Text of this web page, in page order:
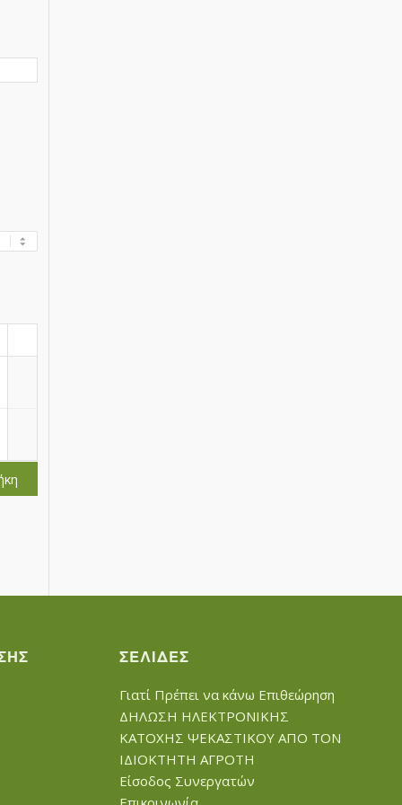
ΣΕΛΊΔΕΣ
Γιατί Πρέπει να κάνω Επιθεώρηση
ΔΗΛΩΣΗ ΗΛΕΚΤΡΟΝΙΚΗΣ
ΚΑΤΟΧΗΣ ΨΕΚΑΣΤΙΚΟΥ ΑΠΟ ΤΟΝ
ΙΔΙΟΚΤΗΤΗ ΑΓΡΟΤΗ
Είσοδος Συνεργατών